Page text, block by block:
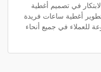
في تصميم أغطية
أغطية ساعات فريدة
للعملاء في جميع أنحاء